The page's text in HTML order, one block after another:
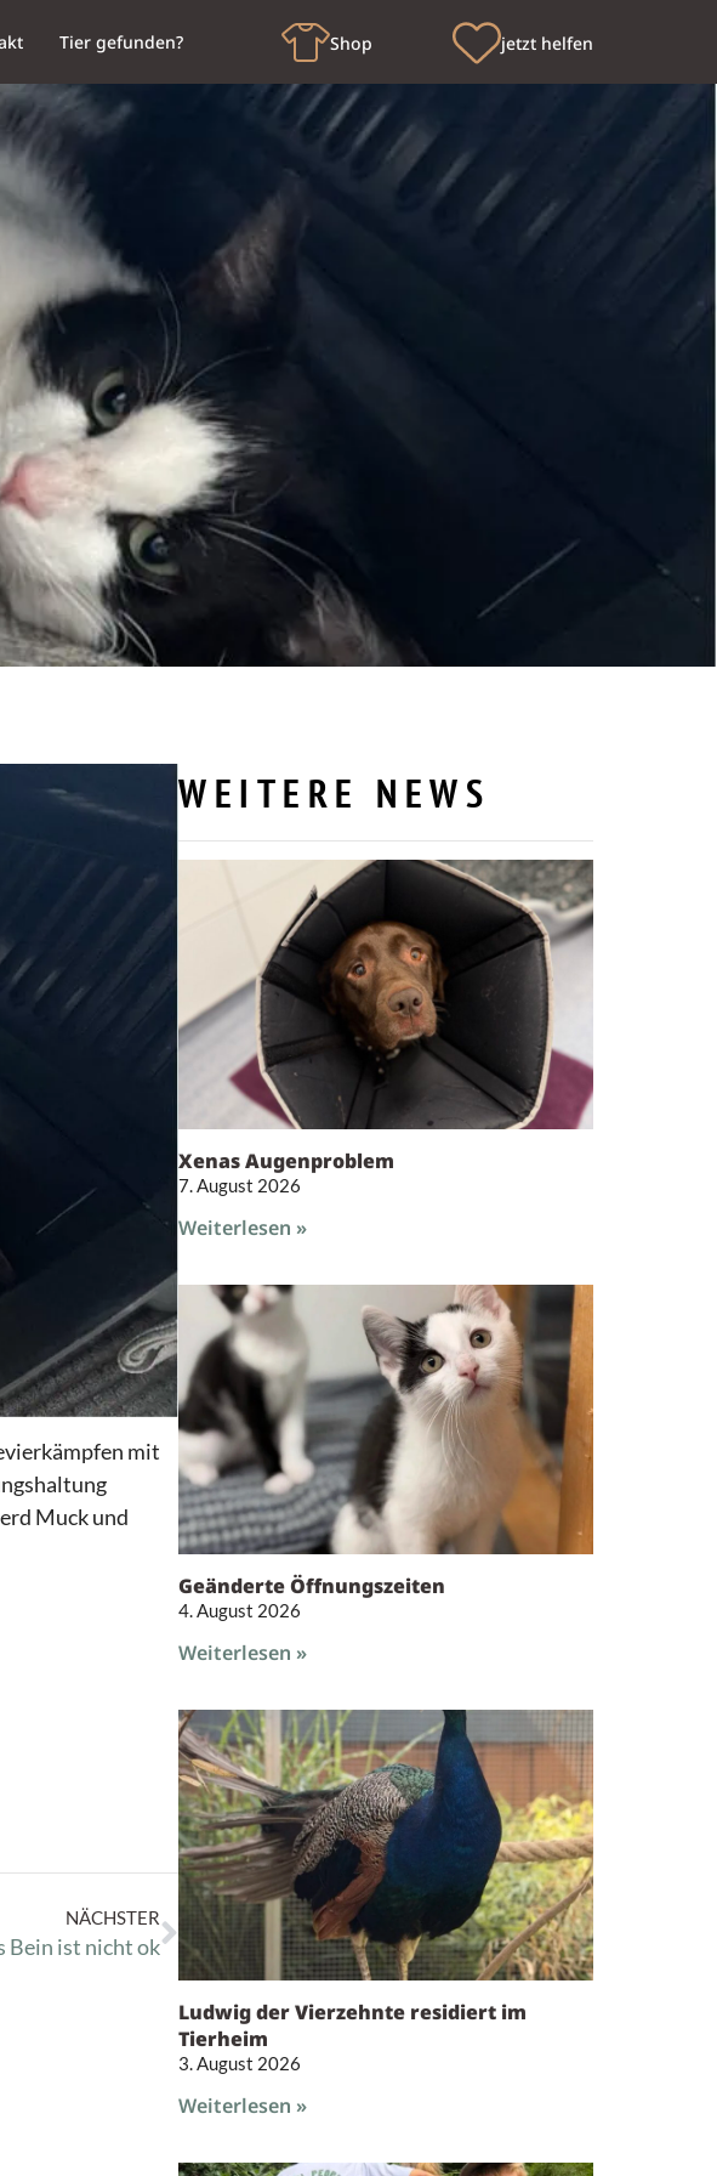
Tier gefunden? Shop jetzt helfen
mit
Muck und
NÄCHSTER
Bein ist nicht ok
WEITERE NEWS
Xenas Augenproblem
7. August 2026
Weiterlesen »
Geänderte Öffnungszeiten
4. August 2026
Weiterlesen »
Ludwig der Vierzehnte residiert im
Tierheim
3. August 2026
Weiterlesen »